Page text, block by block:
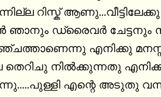
ഞാനും ഡ്രൈവർ ചേട്ടനും
എനിക്കു
തെറിചു നിൽക്കുന്നതു
എന്റെ അടുതു